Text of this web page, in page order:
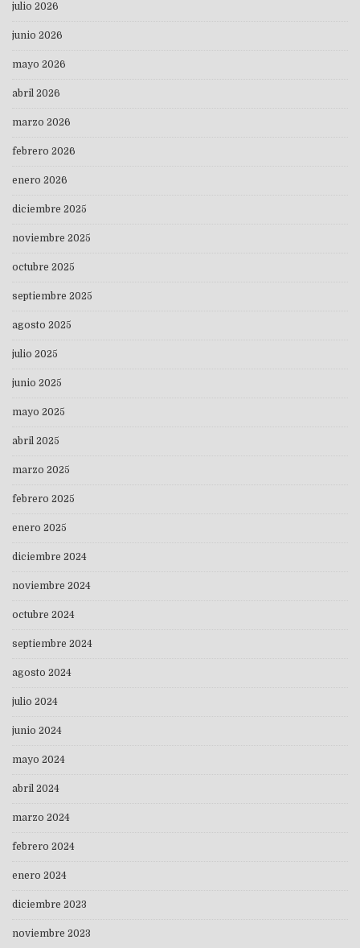
julio 2026
junio 2026
mayo 2026
abril 2026
marzo 2026
febrero 2026
enero 2026
diciembre 2025
noviembre 2025
octubre 2025
septiembre 2025
agosto 2025
julio 2025
junio 2025
mayo 2025
abril 2025
marzo 2025
febrero 2025
enero 2025
diciembre 2024
noviembre 2024
octubre 2024
septiembre 2024
agosto 2024
julio 2024
junio 2024
mayo 2024
abril 2024
marzo 2024
febrero 2024
enero 2024
diciembre 2023
noviembre 2023